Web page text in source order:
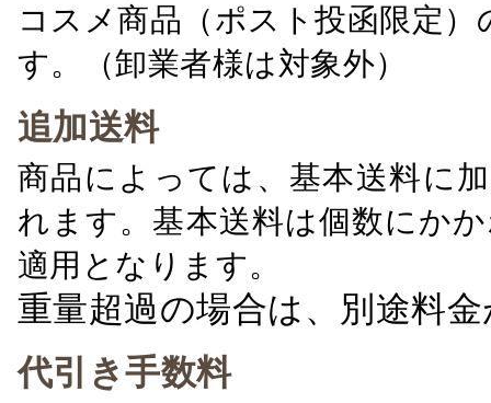
コスメ商品（ポスト投函限定
す。（卸業者様は対象外）
追加送料
商品によっては、基本送料に
れます。基本送料は個数にか
適用となります。
重量超過の場合は、別途料
代引き手数料